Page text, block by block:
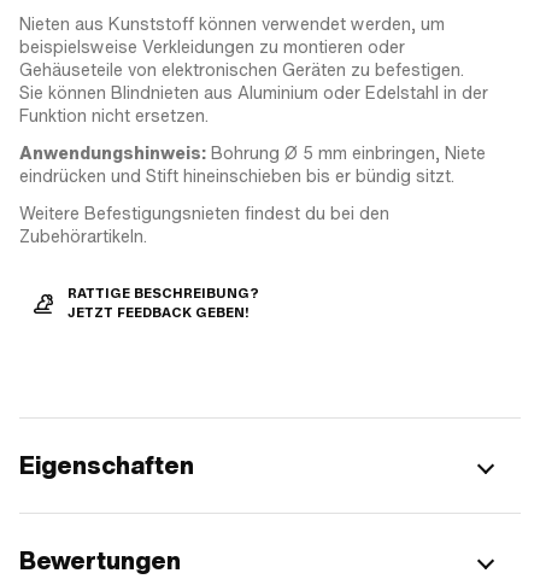
Nieten aus Kunststoff können verwendet werden, um
beispielsweise Verkleidungen zu montieren oder
Gehäuseteile von elektronischen Geräten zu befestigen.
Sie können Blindnieten aus Aluminium oder Edelstahl in der
Funktion nicht ersetzen.
Anwendungshinweis: Bohrung Ø 5 mm einbringen, Niete
eindrücken und Stift hineinschieben bis er bündig sitzt.
Weitere Befestigungsnieten findest du bei den
Zubehörartikeln.
RATTIGE BESCHREIBUNG?
JETZT FEEDBACK GEBEN!
Eigenschaften
Bewertungen